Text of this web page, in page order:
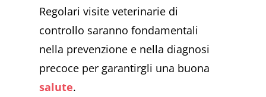
Regolari visite veterinarie di
controllo saranno fondamentali
nella prevenzione e nella diagnosi
precoce per garantirgli una buona
salute.